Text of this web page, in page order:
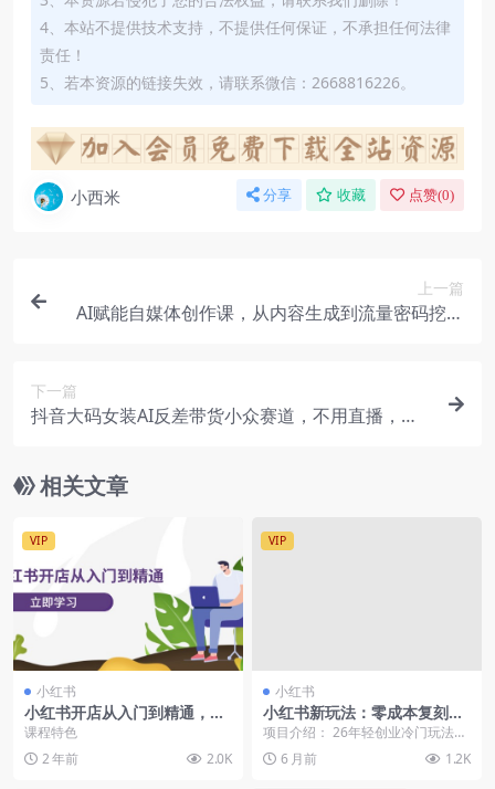
4、本站不提供技术支持，不提供任何保证，不承担任何法律
责任！
5、若本资源的链接失效，请联系微信：2668816226。
小西米 分享 收藏 点赞(0)
上一篇
AI赋能自媒体创作课，从内容生成到流量密码挖掘
下一篇
抖音大码女装AI反差带货小众赛道，不用直播，每
相关文章
VIP
小红书
小红书开店从入门到精通，快
速掌握小红书店铺运营，实现
开店创收-202节课
课程特色
2 年前
2.0K
VIP
小红书
小红书新玩法：零成本复刻网
红小吃，日入800+的暴利项目
全解析
项目介绍： 26年轻创业冷门玩法独
家小吃配方玩法，小白可做，可矩
阵，一部手机轻松...
6 月前 1.2K